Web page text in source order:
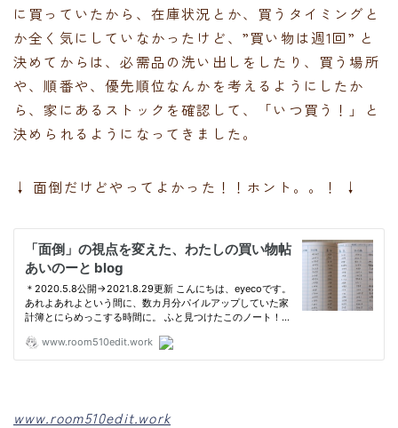
に買っていたから、在庫状況とか、買うタイミングと
か全く気にしていなかったけど、”買い物は週1回” と
決めてからは、必需品の洗い出しをしたり、買う場所
や、順番や、優先順位なんかを考えるようにしたか
ら、家にあるストックを確認して、「いつ買う！」と
決められるようになってきました。
↓ 面倒だけどやってよかった！！ホント。。！ ↓
www.room510edit.work